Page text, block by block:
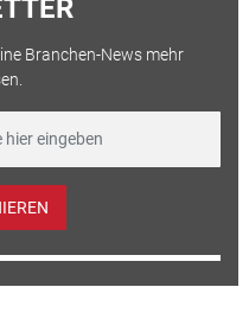
Branchen-News mehr